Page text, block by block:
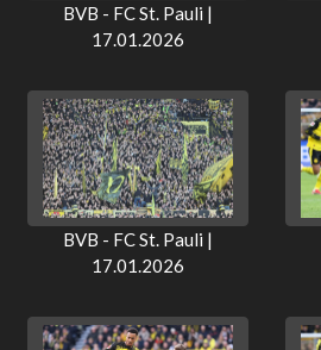
BVB - FC St. Pauli |
17.01.2026
BVB - FC St. Pauli |
17.01.2026